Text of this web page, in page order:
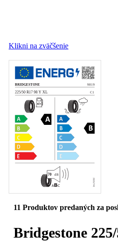
Klikni na zväčšenie
11 Produktov predaných za
Bridgestone